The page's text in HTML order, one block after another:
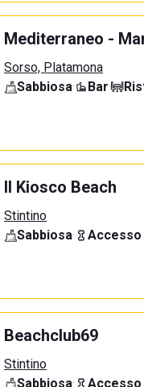
Mediterraneo -
Sorso, Platamona
Sabbiosa· Bar·
Il Kiosco Beach
Stintino
Sabbiosa· Accesso
Beachclub69
Stintino
Sabbiosa· Accesso